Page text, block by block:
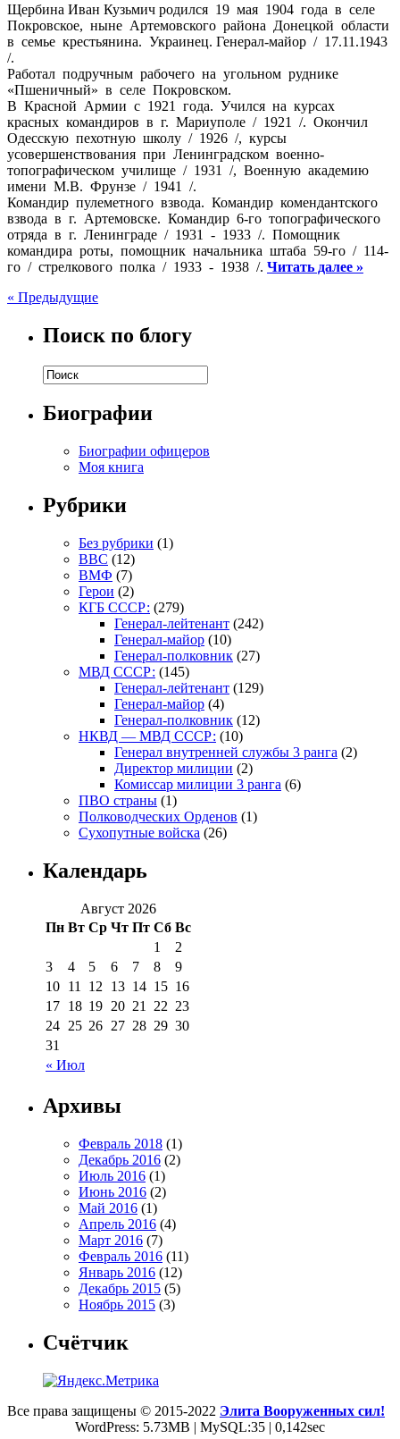
Щербина Иван Кузьмич родился 19 мая 1904 года в селе
Покровское, ныне Артемовского района Донецкой области
в семье крестьянина. Украинец. Генерал-майор / 17.11.1943
/.
Работал подручным рабочего на угольном руднике
«Пшеничный» в селе Покровском.
В Красной Армии с 1921 года. Учился на курсах
красных командиров в г. Мариуполе / 1921 /. Окончил
Одесскую пехотную школу / 1926 /, курсы
усовершенствования при Ленинградском военно-
топографическом училище / 1931 /, Военную академию
имени М.В. Фрунзе / 1941 /.
Командир пулеметного взвода. Командир комендантского
взвода в г. Артемовске. Командир 6-го топографического
отряда в г. Ленинграде / 1931 - 1933 /. Помощник
командира роты, помощник начальника штаба 59-го / 114-
го / стрелкового полка / 1933 - 1938 /. Читать далее »
« Предыдущие
Поиск по блогу
Биографии
Биографии офицеров
Моя книга
Рубрики
Без рубрики (1)
ВВС (12)
ВМФ (7)
Герои (2)
КГБ СССР: (279)
Генерал-лейтенант (242)
Генерал-майор (10)
Генерал-полковник (27)
МВД СССР: (145)
Генерал-лейтенант (129)
Генерал-майор (4)
Генерал-полковник (12)
НКВД — МВД СССР: (10)
Генерал внутренней службы 3 ранга (2)
Директор милиции (2)
Комиссар милиции 3 ранга (6)
ПВО страны (1)
Полководческих Орденов (1)
Сухопутные войска (26)
Календарь
Август 2026
Пн Вт Ср Чт Пт Сб Вс
« Июл
1
2
3
4 5 6 7 8
9
10 11 12 13 14 15 16
17 18 19 20 21 22 23
24 25 26 27 28 29 30
31
Архивы
Февраль 2018 (1)
Декабрь 2016 (2)
Июль 2016 (1)
Июнь 2016 (2)
Май 2016 (1)
Апрель 2016 (4)
Март 2016 (7)
Февраль 2016 (11)
Январь 2016 (12)
Декабрь 2015 (5)
Ноябрь 2015 (3)
Счётчик
Все права защищены © 2015-2022 Элита Вооруженных сил!
WordPress: 5.73MB | MySQL:35 | 0,142sec